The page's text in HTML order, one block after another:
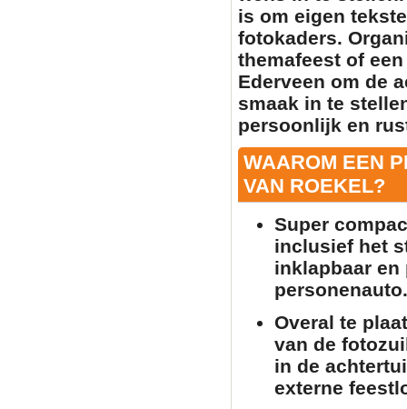
is om eigen
fotokaders.
themafeest of
Ederveen om de
smaak in te
persoonlijk en
WAAROM EEN
VAN ROEKEL?
Super
inclusief het
inklapbaar
personenauto.
Overal te
van de
in de
externe